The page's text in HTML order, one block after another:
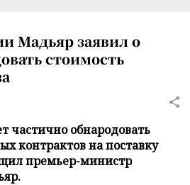
Мадьяр заявил о
стоимость
частично обнародовать
контрактов на поставку
премьер-министр